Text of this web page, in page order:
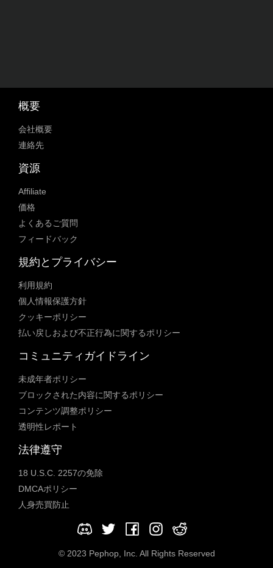
概要
会社概要
連絡先
資源
Affiliate
価格
よくあるご質問
フィードバック
規約とプライバシー
利用規約
個人情報保護方針
クッキーポリシー
払い戻しおよび不正行為に関するポリシー
コミュニティガイドライン
未成年者ポリシー
ブロックされた内容に関するポリシー
コンテンツ調整ポリシー
透明性レポート
法律遵守
18 U.S.C. 2257の免除
DMCAポリシー
人身売買防止
© 2023 Pephop, Inc. All Rights Reserved